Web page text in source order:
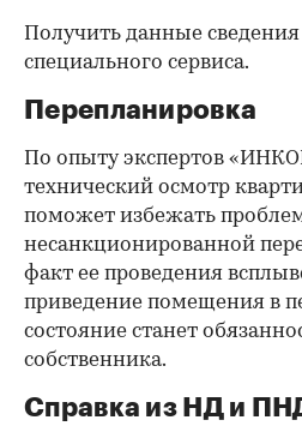
Получить данные
специального сервиса.
Перепланировка
По опыту экспертов
технический осмотр
поможет избежать
несанкционированной
факт ее проведения
приведение помещения в
состояние станет
собственника.
Справка из НД и